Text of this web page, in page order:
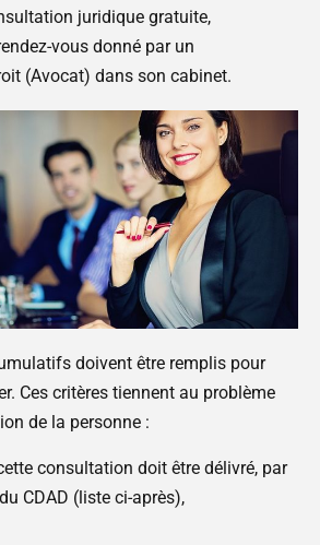
juridique gratuite,
vous donné par un
(Avocat) dans son cabinet.
doivent être remplis pour
Ces critères tiennent au problème
de la personne :
consultation doit être délivré, par
CDAD (liste ci-après),